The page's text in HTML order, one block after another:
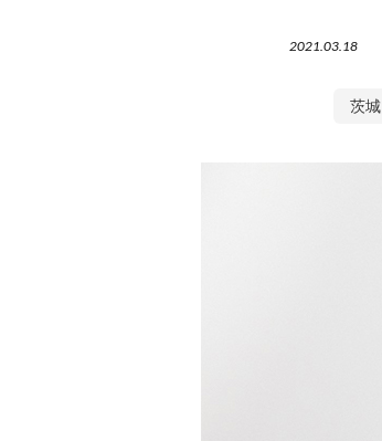
2021.03.18
茨城